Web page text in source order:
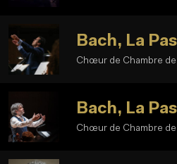
Chœur de Chambre de
Bach, La
Chœur de Chambre de
Bach, La